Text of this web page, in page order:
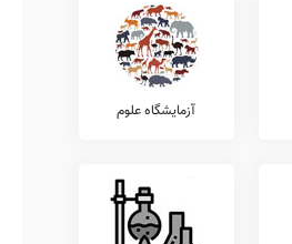
آزمایشگاه علوم